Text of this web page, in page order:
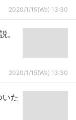
2020/1/15(We) 13:30
。
2020/1/15(We) 13:30
た